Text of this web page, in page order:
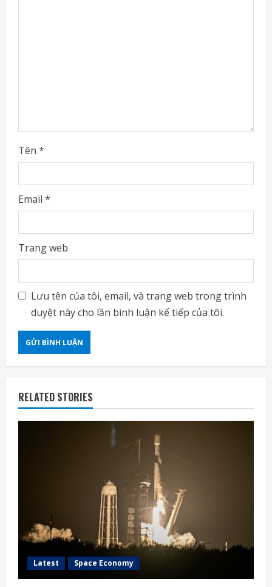
g
Tên *
Email *
Trang web
Lưu tên của tôi, email, và trang web trong trình
duyệt này cho lần bình luận kế tiếp của tôi.
RELATED STORIES
Latest Space Economy